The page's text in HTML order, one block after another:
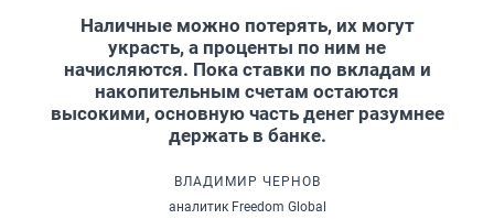
Наличные можно потерять, их могут
украсть, а проценты по ним не
начисляются. Пока ставки по вкладам и
накопительным счетам остаются
высокими, основную часть денег разумнее
держать в банке.
ВЛАДИМИР ЧЕРНОВ
аналитик Freedom Global